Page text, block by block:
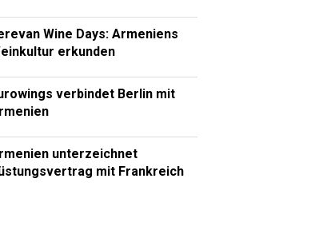
Wine Days: Armeniens
erkunden
verbindet Berlin mit
unterzeichnet
mit Frankreich